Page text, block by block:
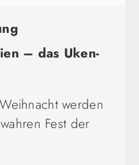
– das Uken-
werden
Fest der